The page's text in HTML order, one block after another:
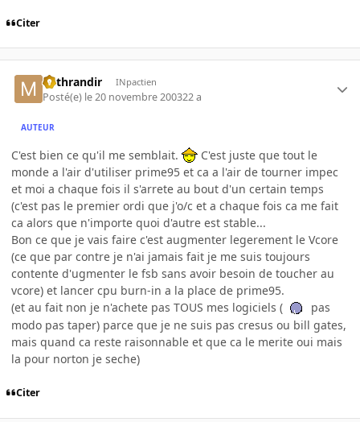
Citer
Mithrandir INpactien
Posté(e) le 20 novembre 200322 a
AUTEUR
C'est bien ce qu'il me semblait.
C'est juste que tout le
monde a l'air d'utiliser prime95 et ca a l'air de tourner impec
et moi a chaque fois il s'arrete au bout d'un certain temps
(c'est pas le premier ordi que j'o/c et a chaque fois ca me fait
ca alors que n'importe quoi d'autre est stable...
Bon ce que je vais faire c'est augmenter legerement le Vcore
(ce que par contre je n'ai jamais fait je me suis toujours
contente d'ugmenter le fsb sans avoir besoin de toucher au
vcore) et lancer cpu burn-in a la place de prime95.
(et au fait non je n'achete pas TOUS mes logiciels (
pas
modo pas taper) parce que je ne suis pas cresus ou bill gates,
mais quand ca reste raisonnable et que ca le merite oui mais
la pour norton je seche)
Citer